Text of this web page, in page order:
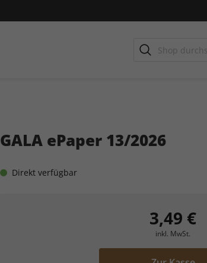
Zwischensumme
GALA ePaper 13/2026
Direkt verfügbar
3,49 €
inkl. MwSt.